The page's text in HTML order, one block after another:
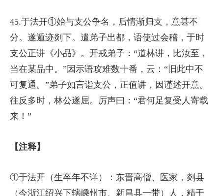
45.于法开①始与支公争名，后情渐归支，意甚不
分。遂遁迹剡下。遣弟子出都，语使过会稽，于时
支公正讲《小品》。开戒弟子：“道林讲，比汝至，
当在某品中。”因示语攻难数十番，云：“旧此中不
可复通。”弟子如言诣支公，正值讲，因谨述开意。
往反多时，林公遂屈。厉声曰：“君何足复受人寄载
来！”
【注释】
①于法开（生卒年不详）：东晋高僧、医家，剡县
（今浙江绍兴下辖嵊州市、新昌县一带）人，精于